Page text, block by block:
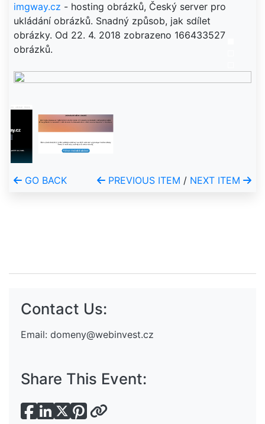
imgway.cz - hosting obrázků, Český server pro
ukládání obrázků. Snadný způsob, jak sdílet
obrázky. Od 22. 4. 2018 zobrazeno 166433527
obrázků.
GO BACK PREVIOUS ITEM / NEXT ITEM
Contact Us:
Email: domeny@webinvest.cz
Share This Event: